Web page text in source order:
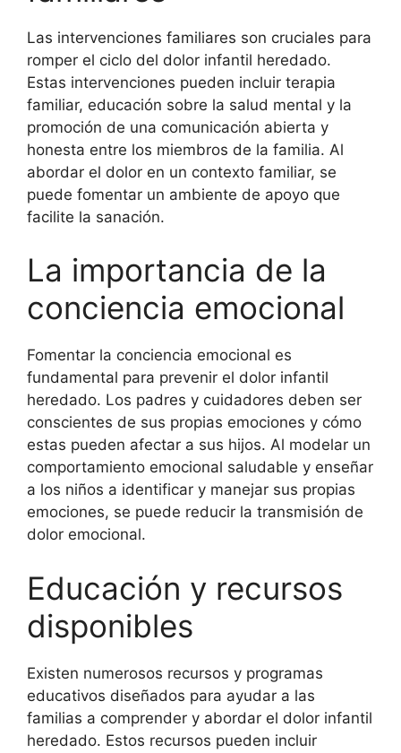
Las intervenciones familiares son cruciales para
romper el ciclo del dolor infantil heredado.
Estas intervenciones pueden incluir terapia
familiar, educación sobre la salud mental y la
promoción de una comunicación abierta y
honesta entre los miembros de la familia. Al
abordar el dolor en un contexto familiar, se
puede fomentar un ambiente de apoyo que
facilite la sanación.
La importancia de la
conciencia emocional
Fomentar la conciencia emocional es
fundamental para prevenir el dolor infantil
heredado. Los padres y cuidadores deben ser
conscientes de sus propias emociones y cómo
estas pueden afectar a sus hijos. Al modelar un
comportamiento emocional saludable y enseñar
a los niños a identificar y manejar sus propias
emociones, se puede reducir la transmisión de
dolor emocional.
Educación y recursos
disponibles
Existen numerosos recursos y programas
educativos diseñados para ayudar a las
familias a comprender y abordar el dolor infantil
heredado. Estos recursos pueden incluir